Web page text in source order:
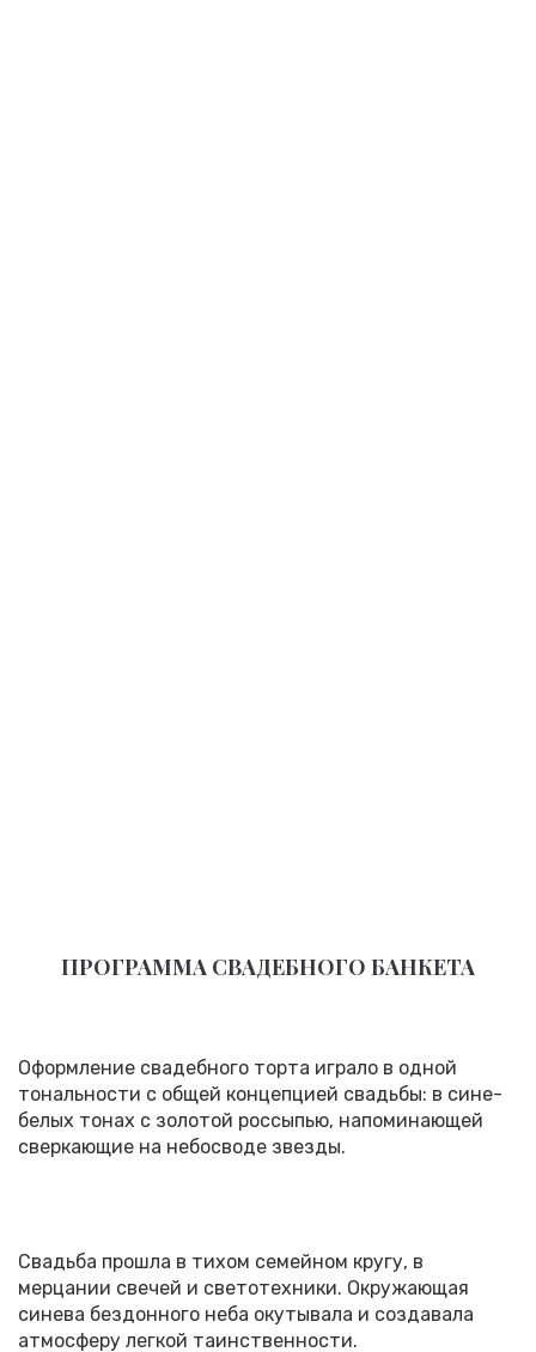
ПРОГРАММА СВАДЕБНОГО БАНКЕТА
Оформление свадебного торта играло в одной
тональности с общей концепцией свадьбы: в сине-
белых тонах с золотой россыпью, напоминающей
сверкающие на небосводе звезды.
Свадьба прошла в тихом семейном кругу, в
мерцании свечей и светотехники. Окружающая
синева бездонного неба окутывала и создавала
атмосферу легкой таинственности.